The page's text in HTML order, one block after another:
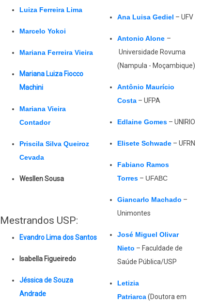
Luiza Ferreira Lima
Marcelo Yokoi
Mariana Ferreira Vieira
Mariana Luiza Fiocco
Machini
Mariana Vieira
Contador
Priscila Silva Queiroz
Cevada
Wesllen Sousa
Mestrandos USP:
Evandro Lima dos Santos
Isabella Figueiredo
Jéssica de Souza
Andrade
Ana Luisa Gediel – UFV
Antonio Alone –
Universidade Rovuma
(Nampula - Moçambique)
Antônio Maurício
Costa – UFPA
Edlaine Gomes – UNIRIO
Elisete Schwade – UFRN
Fabiano Ramos
Torres – UFABC
Giancarlo Machado –
Unimontes
José Miguel Olivar
Nieto – Faculdade de
Saúde Pública/USP
Letizia
Patriarca(Doutora em